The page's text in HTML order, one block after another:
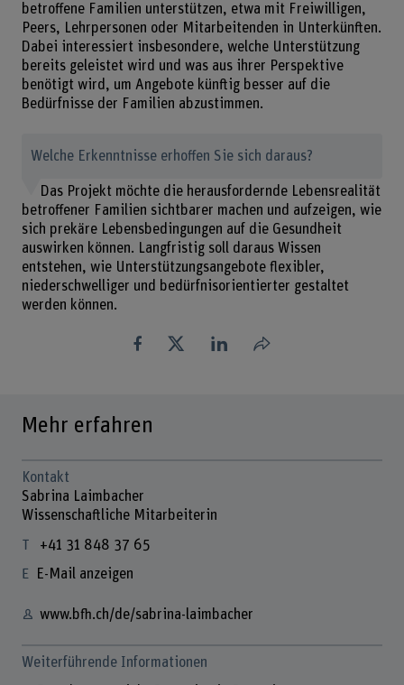
betroffene Familien unterstützen, etwa mit Freiwilligen,
Peers, Lehrpersonen oder Mitarbeitenden in Unterkünften.
Dabei interessiert insbesondere, welche Unterstützung
bereits geleistet wird und was aus ihrer Perspektive
benötigt wird, um Angebote künftig besser auf die
Bedürfnisse der Familien abzustimmen.
Welche Erkenntnisse erhoffen Sie sich daraus?
Das Projekt möchte die herausfordernde Lebensrealität
betroffener Familien sichtbarer machen und aufzeigen, wie
sich prekäre Lebensbedingungen auf die Gesundheit
auswirken können. Langfristig soll daraus Wissen
entstehen, wie Unterstützungsangebote flexibler,
niederschwelliger und bedürfnisorientierter gestaltet
werden können.
Teilen
Mehr erfahren
Kontakt
Sabrina Laimbacher
Wissenschaftliche Mitarbeiterin
+41 31 848 37 65
E-Mail anzeigen
www.bfh.ch/de/sabrina-laimbacher
Weiterführende Informationen